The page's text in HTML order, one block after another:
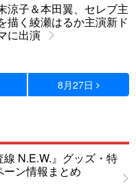
涼子＆本田翼、セレブ主
描く綾瀬はるか主演新ド
に出演
8月27日
線 N.E.W.』グッズ・特
ン情報まとめ